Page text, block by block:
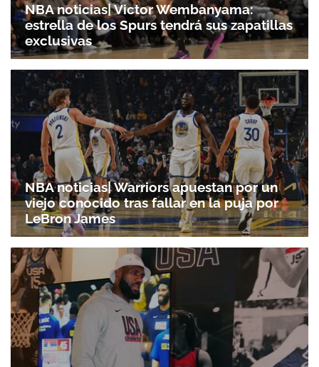
NBA noticias| Victor Wembanyama:
estrella de los Spurs tendrá sus zapatillas
exclusivas
NBA noticias| Warriors apuestan por un
viejo conocido tras fallar en la puja por
LeBron James